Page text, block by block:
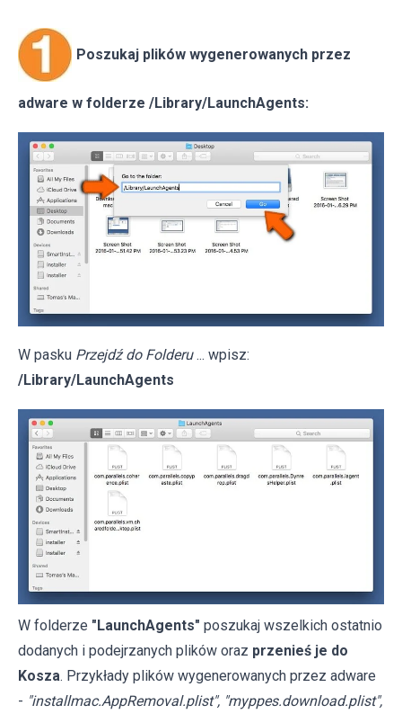
Poszukaj plików wygenerowanych przez
adware w folderze /Library/LaunchAgents:
W pasku Przejdź do Folderu ... wpisz:
/Library/LaunchAgents
W folderze "LaunchAgents" poszukaj wszelkich ostatnio
dodanych i podejrzanych plików oraz przenieś je do
Kosza. Przykłady plików wygenerowanych przez adware
- "installmac.AppRemoval.plist", "myppes.download.plist",